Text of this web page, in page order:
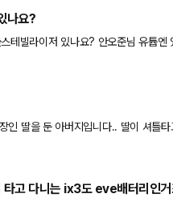
나요?
빌라이저 있나요? 안오준님 유튭엔
통근하다가 최근들어서부터 자기 차를 사고 싶다하는데, 무턱대
타고 다니는 ix3도 eve배터리인